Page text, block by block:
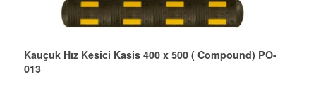
Kauçuk Hız Kesici Kasis 400 x 500 ( Compound) PO-
013